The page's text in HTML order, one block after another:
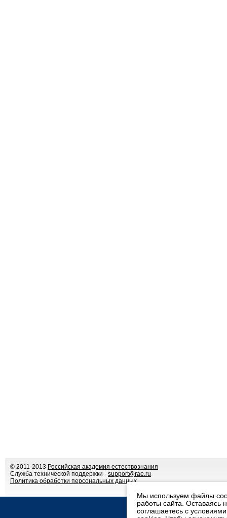
© 2011-2013 Российская академия естествознания
Служба технической поддержки - support@rae.ru
Политика обработки персональных данных
Мы используем файлы
работы сайта. Оставаясь
соглашаетесь с